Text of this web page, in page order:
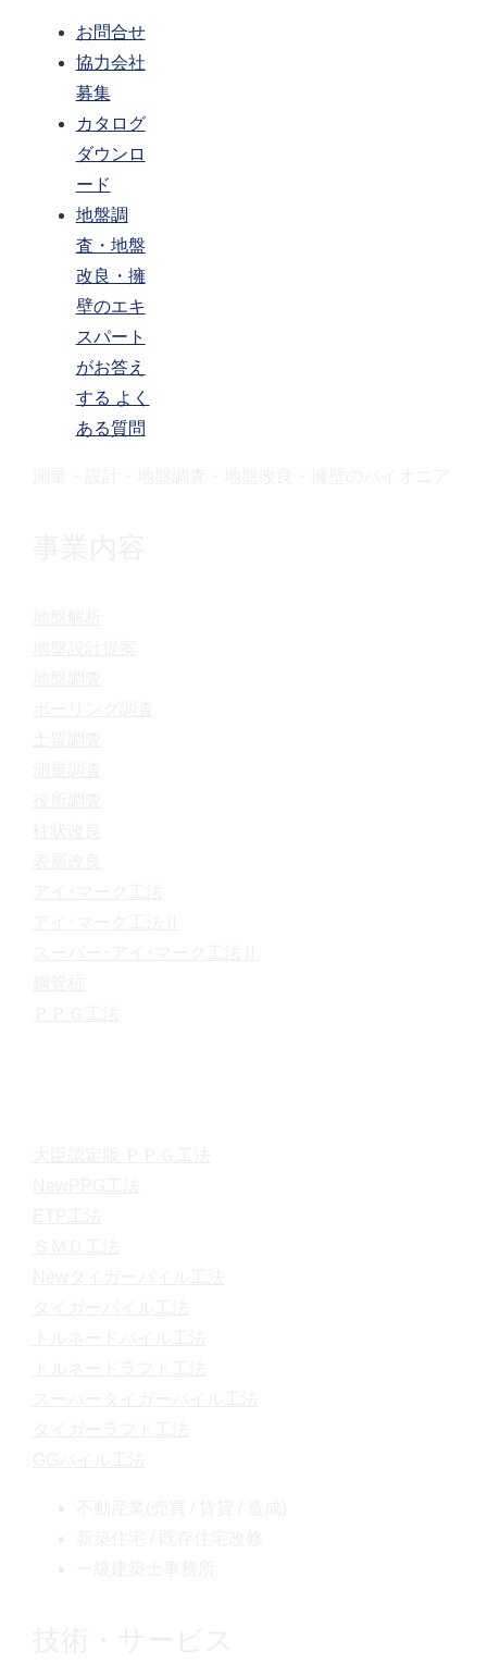
お問合せ
協力会社
募集
カタログ
ダウンロ
ード
地盤調
査・地盤
改良・擁
壁のエキ
スパート
がお答え
する よく
ある質問